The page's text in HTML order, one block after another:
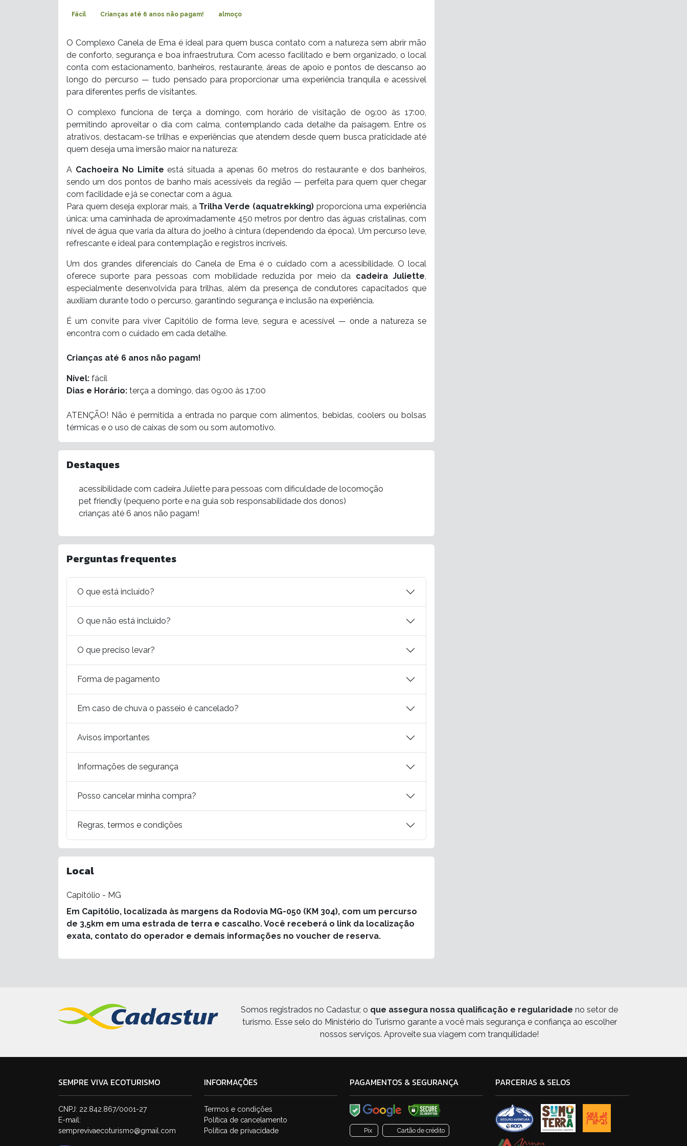
Fácil Crianças até 6 anos não pagam! almoço
O Complexo Canela de Ema é ideal para quem busca contato com a natureza sem abrir mão
de conforto, segurança e boa infraestrutura. Com acesso facilitado e bem organizado, o local
conta com estacionamento, banheiros, restaurante, áreas de apoio e pontos de descanso ao
longo do percurso — tudo pensado para proporcionar uma experiência tranquila e acessível
para diferentes perfis de visitantes.
O complexo funciona de terça a domingo, com horário de visitação de 09:00 às 17:00,
permitindo aproveitar o dia com calma, contemplando cada detalhe da paisagem. Entre os
atrativos, destacam-se trilhas e experiências que atendem desde quem busca praticidade até
quem deseja uma imersão maior na natureza:
A Cachoeira No Limite está situada a apenas 60 metros do restaurante e dos banheiros,
sendo um dos pontos de banho mais acessíveis da região — perfeita para quem quer chegar
com facilidade e já se conectar com a água.
Para quem deseja explorar mais, a Trilha Verde (aquatrekking)proporciona uma experiência
única: uma caminhada de aproximadamente 450 metros por dentro das águas cristalinas, com
nível de água que varia da altura do joelho à cintura (dependendo da época). Um percurso leve,
refrescante e ideal para contemplação e registros incríveis.
Um dos grandes diferenciais do Canela de Ema é o cuidado com a acessibilidade. O local
oferece suporte para pessoas com mobilidade reduzida por meio da cadeira Juliette,
especialmente desenvolvida para trilhas, além da presença de condutores capacitados que
auxiliam durante todo o percurso, garantindo segurança e inclusão na experiência.
É um convite para viver Capitólio de forma leve, segura e acessível — onde a natureza se
encontra com o cuidado em cada detalhe.
Crianças até 6 anos não pagam!
Nível: fácil
Dias e Horário: terça a domingo, das 09:00 às 17:00
ATENÇÃO! Não é permitida a entrada no parque com alimentos, bebidas, coolers ou bolsas
térmicas e o uso de caixas de som ou som automotivo.
Destaques
acessibilidade com cadeira Juliette para pessoas com dificuldade de locomoção
pet friendly (pequeno porte e na guia sob responsabilidade dos donos)
crianças até 6 anos não pagam!
Perguntas frequentes
O que está incluído?
O que não está incluído?
O que preciso levar?
Forma de pagamento
Em caso de chuva o passeio é cancelado?
Avisos importantes
Informações de segurança
Posso cancelar minha compra?
Regras, termos e condições
Local
Capitólio - MG
Em Capitólio, localizada às margens da Rodovia MG-050 (KM 304), com um percurso
de 3,5km em uma estrada de terra e cascalho. Você receberá o link da localização
exata, contato do operador e demais informações no voucher de reserva.
Somos registrados no Cadastur, o que assegura nossa qualificação e regularidade no setor de
turismo. Esse selo do Ministério do Turismo garante a você mais segurança e confiança ao escolher
nossos serviços. Aproveite sua viagem com tranquilidade!
SEMPRE VIVA ECOTURISMO
CNPJ: 22.842.867/0001-27
E-mail:
semprevivaecoturismo@gmail.com
INFORMAÇÕES
Termos e condições
Política de cancelamento
Política de privacidade
PAGAMENTOS & SEGURANÇA
Pix Cartão de crédito
PARCERIAS & SELOS